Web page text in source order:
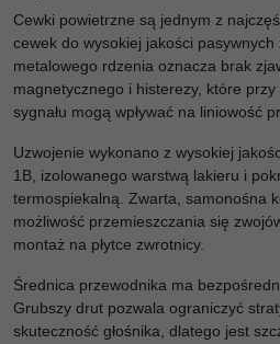
Cewki powietrzne są jednym z
cewek do wysokiej jakości pasywnych
metalowego rdzenia oznacza brak
magnetycznego i histerezy, które
sygnału mogą wpływać na liniowość
Uzwojenie wykonano z wysokiej
1B, izolowanego warstwą lakieru i
termospiekalną. Zwarta, samonośna
możliwość przemieszczania się
montaż na płytce zwrotnicy.
Średnica przewodnika ma
Grubszy drut pozwala ograniczyć
skuteczność głośnika, dlatego jest